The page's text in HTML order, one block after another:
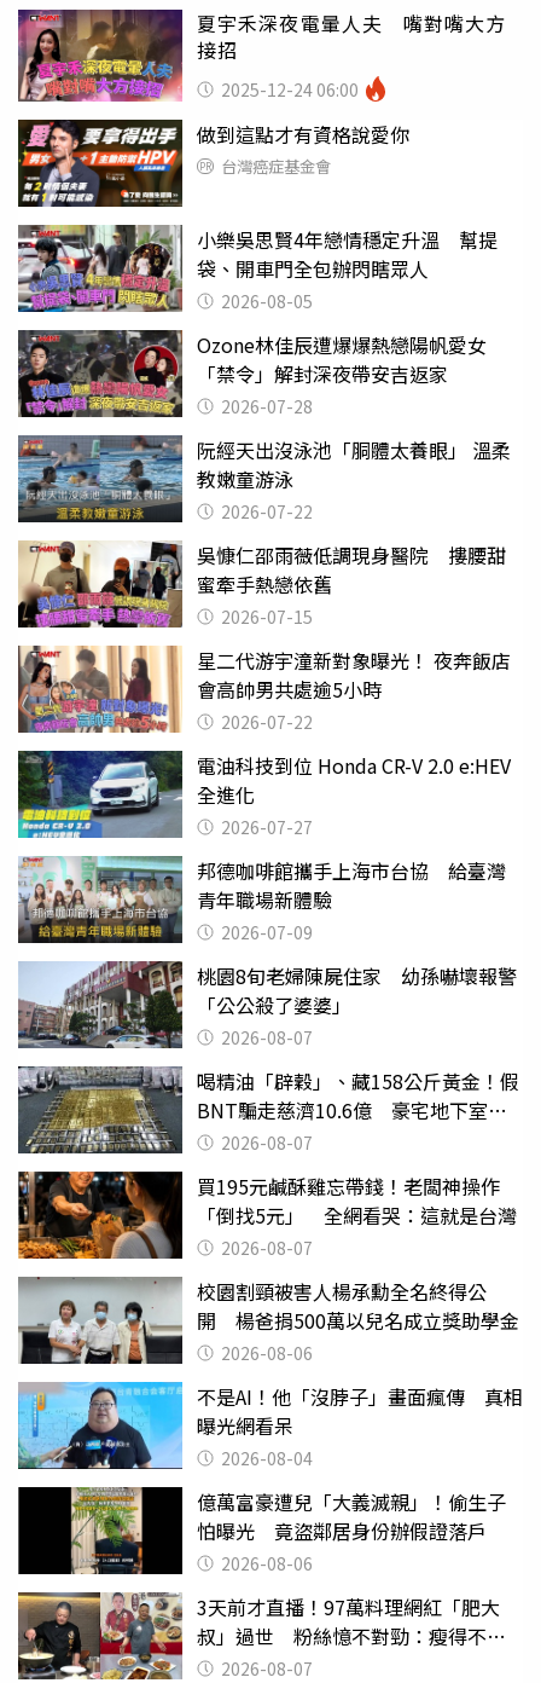
夏宇禾深夜電暈人夫 嘴對嘴大方
接招
2025-12-24 06:00
做到這點才有資格說愛你
台灣癌症基金會
小樂吳思賢4年戀情穩定升溫 幫提
袋、開車門全包辦閃瞎眾人
2026-08-05
Ozone林佳辰遭爆爆熱戀陽帆愛女
「禁令」解封深夜帶安吉返家
2026-07-28
阮經天出沒泳池「胴體太養眼」 溫柔
教嫩童游泳
2026-07-22
吳慷仁邵雨薇低調現身醫院 摟腰甜
蜜牽手熱戀依舊
2026-07-15
星二代游宇潼新對象曝光！ 夜奔飯店
會高帥男共處逾5小時
2026-07-22
電油科技到位 Honda CR-V 2.0 e:HEV
全進化
2026-07-27
邦德咖啡館攜手上海市台協 給臺灣
青年職場新體驗
2026-07-09
桃園8旬老婦陳屍住家 幼孫嚇壞報警
「公公殺了婆婆」
2026-08-07
喝精油「辟穀」、藏158公斤黃金！假
BNT騙走慈濟10.6億 豪宅地下室竟
挖出乾鮑金庫
2026-08-07
買195元鹹酥雞忘帶錢！老闆神操作
「倒找5元」 全網看哭：這就是台灣
2026-08-07
校園割頸被害人楊承勳全名終得公
開 楊爸捐500萬以兒名成立獎助學金
2026-08-06
不是AI！他「沒脖子」畫面瘋傳 真相
曝光網看呆
2026-08-04
億萬富豪遭兒「大義滅親」！偷生子
怕曝光 竟盜鄰居身份辦假證落戶
2026-08-06
3天前才直播！97萬料理網紅「肥大
叔」過世 粉絲憶不對勁：瘦得不合
理 2026-08-07